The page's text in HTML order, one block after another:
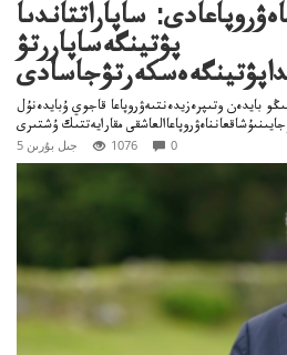
ساپاراتتاندىا
پۋتينگەساپاررتۋ
بايدەن وتىپرەزيدەنتىەۋروپاعا قاجوي ۇبايدەنۇل
5 جىل بۇرىن 1076 0